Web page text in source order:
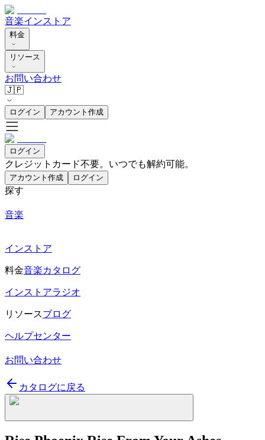
音楽インストア
料金
リソース
お問い合わせ
🇯🇵
ログイン アカウント作成
ログイン
クレジットカード不要。いつでも解約可能。
アカウント作成 ログイン
探す
音楽
インストア
料金音楽カタログ
インストアラジオ
リソースブログ
ヘルプセンター
お問い合わせ
カタログに戻る